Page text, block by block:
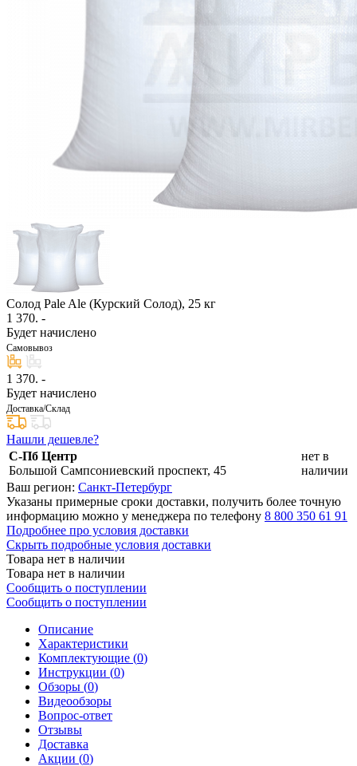
Солод Pale Ale (Курский Солод), 25 кг
1 370. -
Будет начислено
Самовывоз
1 370. -
Будет начислено
Доставка/Склад
Нашли дешевле?
С-Пб Центр
Большой Сампсониевский проспект, 45
нет в
наличии
Ваш регион: Санкт-Петербург
Указаны примерные сроки доставки, получить более точную
информацию можно у менеджера по телефону 8 800 350 61 91
Подробнее про условия доставки
Скрыть подробные условия доставки
Товара нет в наличии
Товара нет в наличии
Сообщить о поступлении
Сообщить о поступлении
Описание
Характеристики
Комплектующие (0)
Инструкции (0)
Обзоры (0)
Видеообзоры
Вопрос-ответ
Отзывы
Доставка
Акции (0)